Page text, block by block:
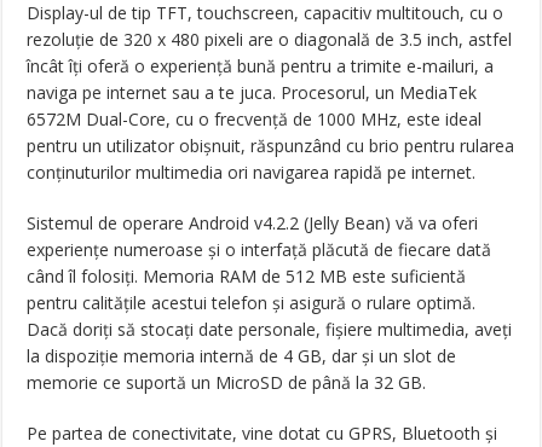
Display-ul de tip TFT, touchscreen, capacitiv multitouch, cu o
rezoluţie de 320 x 480 pixeli are o diagonală de 3.5 inch, astfel
încât îţi oferă o experienţă bună pentru a trimite e-mailuri, a
naviga pe internet sau a te juca. Procesorul, un MediaTek
6572M Dual-Core, cu o frecvenţă de 1000 MHz, este ideal
pentru un utilizator obişnuit, răspunzând cu brio pentru rularea
conţinuturilor multimedia ori navigarea rapidă pe internet.
Sistemul de operare Android v4.2.2 (Jelly Bean) vă va oferi
experienţe numeroase şi o interfaţă plăcută de fiecare dată
când îl folosiţi. Memoria RAM de 512 MB este suficientă
pentru calităţile acestui telefon şi asigură o rulare optimă.
Dacă doriţi să stocaţi date personale, fişiere multimedia, aveţi
la dispoziţie memoria internă de 4 GB, dar şi un slot de
memorie ce suportă un MicroSD de până la 32 GB.
Pe partea de conectivitate, vine dotat cu GPRS, Bluetooth şi